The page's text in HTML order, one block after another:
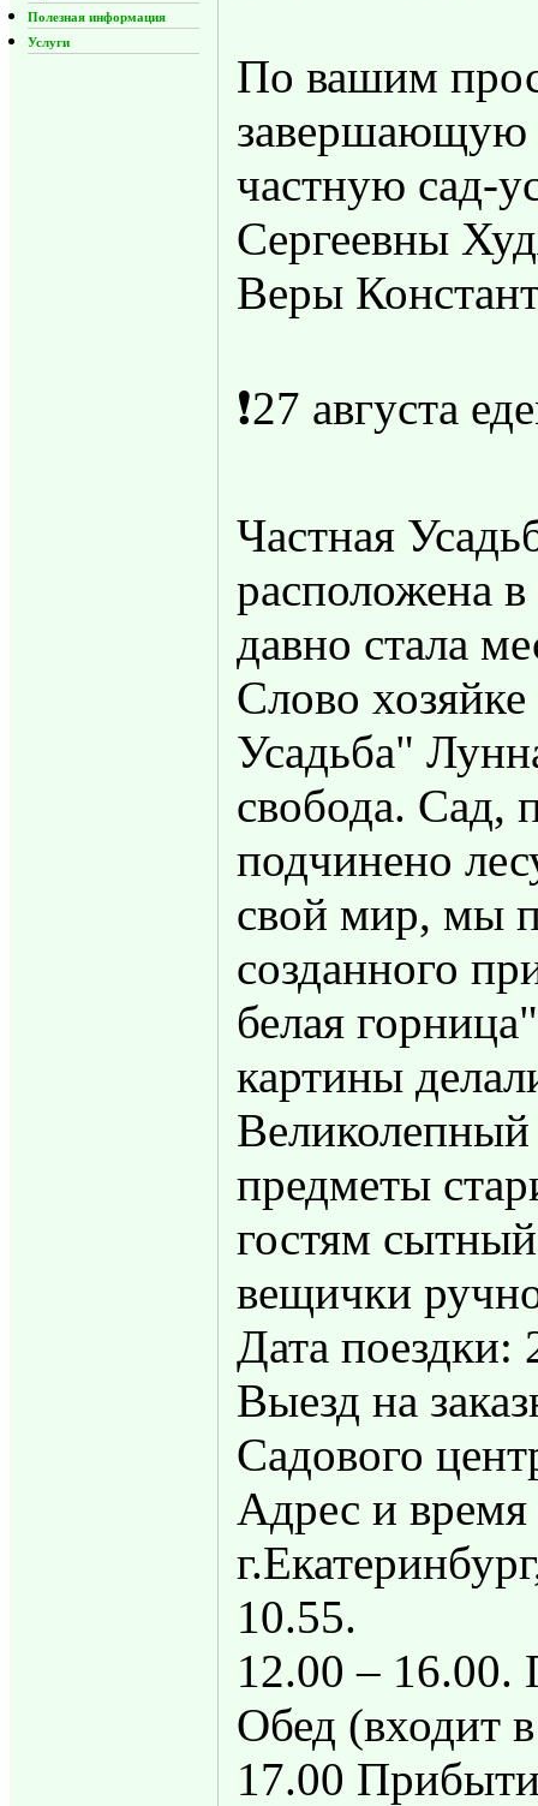
Полезная информация
Услуги
По вашим
завершающую
частную сад-
Сергеевны
Веры
❗️27 августа
Частная
расположена
давно стала
Слово хозяйке
Усадьба"
свобода. Сад,
подчинено
свой мир, мы
созданного
белая
картины
Великолепный
предметы
гостям
вещички
Дата поездки:
Выезд на
Садового
Адрес и время
10.55.
12.00 – 16.00.
Обед (входит
17.00